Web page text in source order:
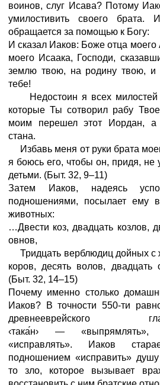
воинов, слуг Исава? Потому
умилостивить своего
обращается за помощью к Богу:
И сказал Иаков: Боже отца
моего Исаака, Господи,
землю твою, на родину твою, и
тебе!
Недостоин я всех милостей
которые Ты сотворил рабу
моим перешел этот Иордан,
стана.
Избавь меня от руки брата
я боюсь его, чтобы он, придя, не
детьми. (Быт. 32, 9–11)
Затем Иаков, надеясь
подношениями, посылает ему
животных:
…Двести коз, двадцать козлов,
овнов,
Тридцать верблюдиц дойных с
коров, десять волов, двадцать
(Быт. 32, 14–15)
Почему именно столько
Иаков? В точности 550-ти
‹такан› —
«выпрямлять»,
«исправлять». Иаков
подношением «исправить»
то зло, которое вызывает